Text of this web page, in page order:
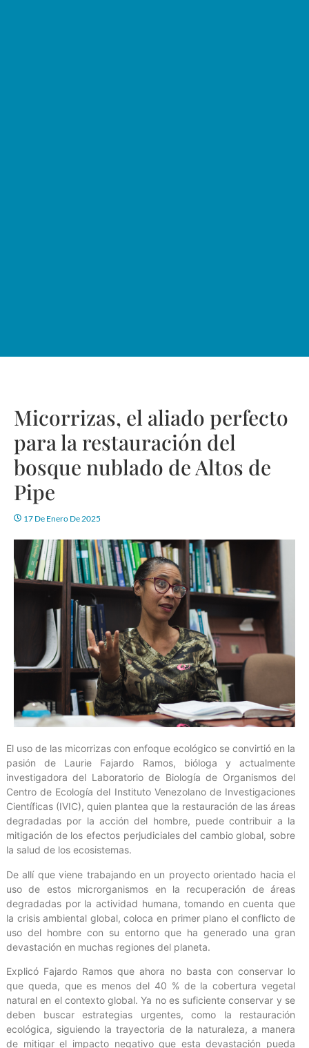
Micorrizas, el aliado perfecto
para la restauración del
bosque nublado de Altos de
Pipe
17 De Enero De 2025
El uso de las micorrizas con enfoque ecológico se convirtió en la
pasión de Laurie Fajardo Ramos, bióloga y actualmente
investigadora del Laboratorio de Biología de Organismos del
Centro de Ecología del Instituto Venezolano de Investigaciones
Científicas (IVIC), quien plantea que la restauración de las áreas
degradadas por la acción del hombre, puede contribuir a la
mitigación de los efectos perjudiciales del cambio global, sobre
la salud de los ecosistemas.
De allí que viene trabajando en un proyecto orientado hacia el
uso de estos microrganismos en la recuperación de áreas
degradadas por la actividad humana, tomando en cuenta que
la crisis ambiental global, coloca en primer plano el conflicto de
uso del hombre con su entorno que ha generado una gran
devastación en muchas regiones del planeta.
Explicó Fajardo Ramos que ahora no basta con conservar lo
que queda, que es menos del 40 % de la cobertura vegetal
natural en el contexto global. Ya no es suficiente conservar y se
deben buscar estrategias urgentes, como la restauración
ecológica, siguiendo la trayectoria de la naturaleza, a manera
de mitigar el impacto negativo que esta devastación pueda